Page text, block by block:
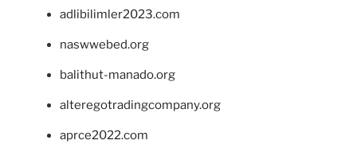
adlibilimler2023.com
naswwebed.org
balithut-manado.org
alteregotradingcompany.org
aprce2022.com